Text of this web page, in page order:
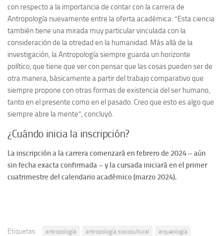
con respecto a la importancia de contar con la carrera de
Antropología nuevamente entre la oferta académica: “Esta ciencia
también tiene una mirada muy particular vinculada con la
consideración de la otredad en la humanidad. Más allá de la
investigación, la Antropología siempre guarda un horizonte
político, que tiene que ver con pensar que las cosas pueden ser de
otra manera, básicamente a partir del trabajo comparativo que
siempre propone con otras formas de existencia del ser humano,
tanto en el presente como en el pasado. Creo que esto es algo que
siempre abre la mente”, concluyó.
¿Cuándo inicia la inscripción?
La inscripción a la carrera comenzará en febrero de 2024 – aún
sin fecha exacta confirmada – y la cursada iniciará en el primer
cuatrimestre del calendario académico (marzo 2024).
Etiquetas: antropología antropología sociocultural
arqueología